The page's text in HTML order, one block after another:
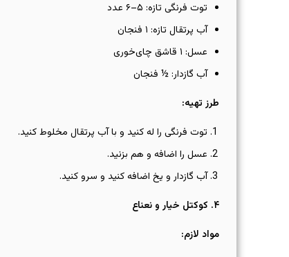
توت فرنگی تازه: ۵–۶ عدد
آب پرتقال تازه: ۱ فنجان
عسل: ۱ قاشق چای‌خوری
آب گازدار: ½ فنجان
طرز تهیه:
توت فرنگی را له کنید و با آب پرتقال مخلوط کنید.
عسل را اضافه و هم بزنید.
آب گازدار و یخ اضافه کنید و سرو کنید.
۴. کوکتل خیار و نعناع
مواد لازم: